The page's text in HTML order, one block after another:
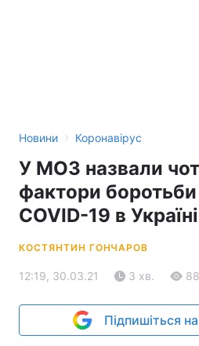
Новини › Коронавірус
У МОЗ назвали
фактори
COVID-19 в Україні
КОСТЯНТИН ГОНЧАРОВ
12:19, 30.03.21 3 хв.
Підпишіться